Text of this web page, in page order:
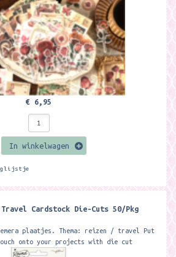
€ 6,95
In winkelwagen
Travel Cardstock Die-Cuts 50/Pkg
plaatjes. Thema: reizen / travel Put
onto your projects with die cut